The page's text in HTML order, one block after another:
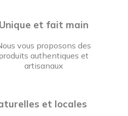
Unique et fait main
vous proposons des
authentiques et
artisanaux
et locales